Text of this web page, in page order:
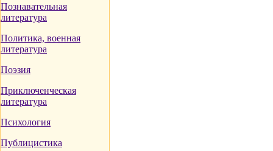
Познавательная
литература
Политика, военная
литература
Поэзия
Приключенческая
литература
Психология
Публицистика